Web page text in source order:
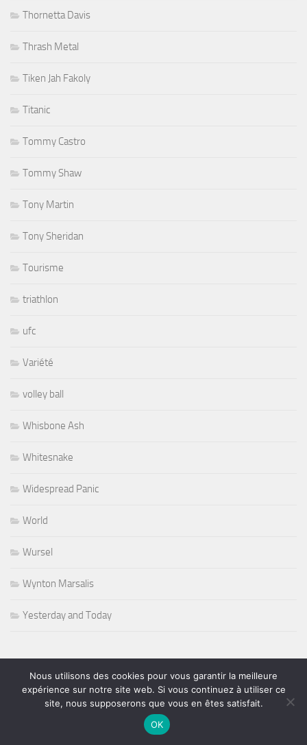
Thornetta Davis
Thrash Metal
Tiken Jah Fakoly
Titanic
Tommy Castro
Tommy Shaw
Tony Martin
Tony Sheridan
Tourisme
triathlon
ufc
Variété
volley ball
Whisbone Ash
Whitesnake
Widespread Panic
World
Wursel
Wynton Marsalis
Yesterday and Today
PLUSNous utilisons des cookies pour vous garantir la meilleure
expérience sur notre site web. Si vous continuez à utiliser ce
site, nous supposerons que vous en êtes satisfait.
OK